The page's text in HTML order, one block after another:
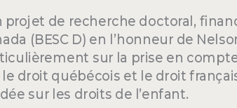
projet de recherche doctoral,
(BESC D) en l’honneur de
sur la prise en
le droit québécois et le droit
sur les droits de l’enfant.